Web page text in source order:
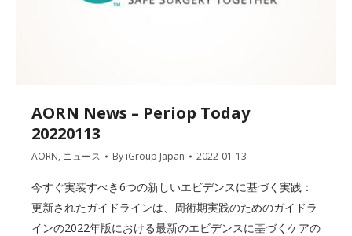
AORN News – Periop Today
20220113
AORN, ニュース By iGroup Japan 2022-01-13
今すぐ実装すべき6つの新しいエビデンスに基づく実践：
更新されたガイドラインは、周術期実践のためのガイドラ
インの2022年版における最新のエビデンスに基づくケアの